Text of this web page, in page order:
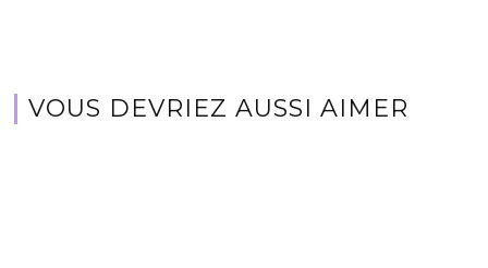
VOUS DEVRIEZ AUSSI AIMER